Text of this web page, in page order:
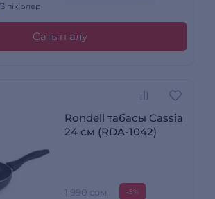
пікірлер
Сатып алу
Rondell табасы Cassia
24 см (RDA-1042)
1 990 сом -5%